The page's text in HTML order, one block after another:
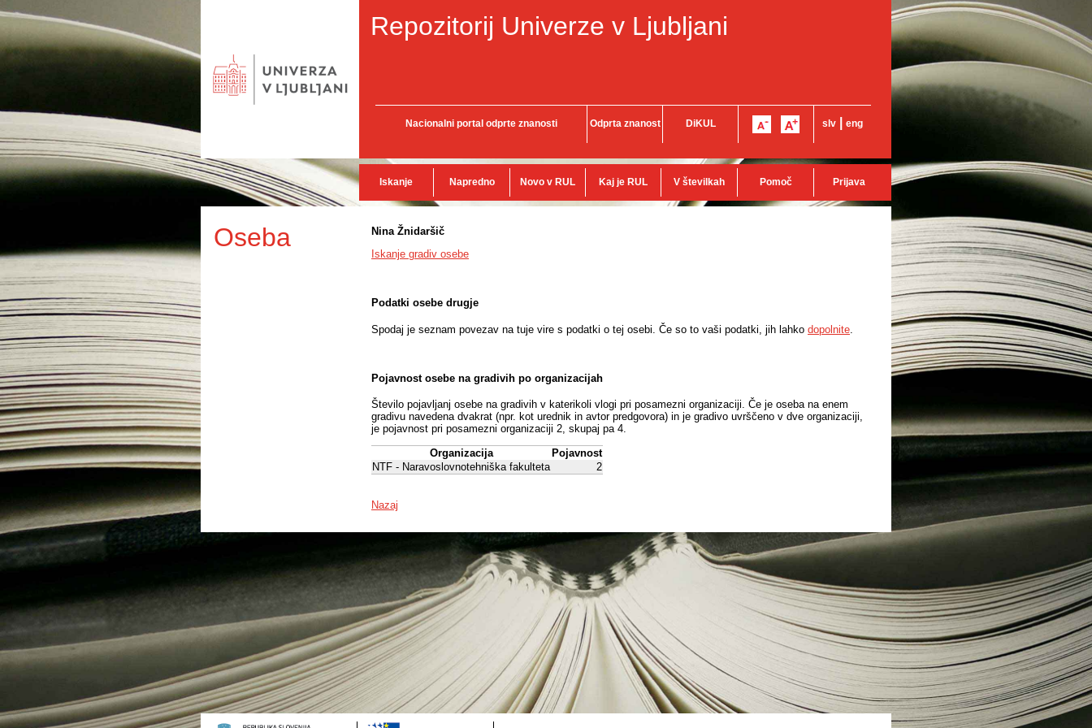
Repozitorij Univerze v Ljubljani
Nacionalni portal odprte znanosti Odprta znanost DiKUL slv eng
Iskanje Napredno Novo v RUL Kaj je RUL V številkah Pomoč Prijava
Oseba
Nina Žnidaršič
Iskanje gradiv osebe
Podatki osebe drugje
Spodaj je seznam povezav na tuje vire s podatki o tej osebi. Če so to vaši podatki, jih lahko dopolnite
Pojavnost osebe na gradivih po organizacijah
Število pojavljanj osebe na gradivih v katerikoli vlogi pri posamezni organizaciji. Če je oseba na enem
gradivu navedena dvakrat (npr. kot urednik in avtor predgovora) in je gradivo uvrščeno v dve organizaciji,
je pojavnost pri posamezni organizaciji 2, skupaj pa 4.
Organizacija
Pojavnost
NTF - Naravoslovnotehniška fakulteta
2
Nazaj